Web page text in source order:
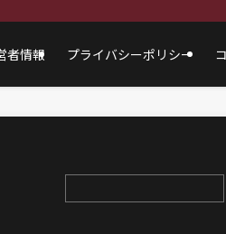
者情報 プライバシーポリシー